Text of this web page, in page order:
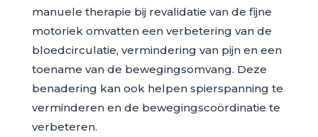
manuele therapie bij revalidatie van de fijne
motoriek omvatten een verbetering van de
bloedcirculatie, vermindering van pijn en een
toename van de bewegingsomvang. Deze
benadering kan ook helpen spierspanning te
verminderen en de bewegingscoördinatie te
verbeteren.